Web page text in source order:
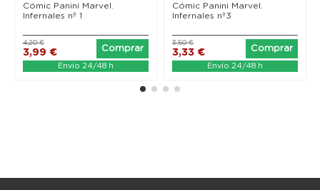
Cómic Panini Marvel.
Infernales nº 1
3,99 €
4,20 €
Comprar
Envío 24/48 h
Cómic Panini Marvel.
Infernales nº3
3,33 €
3,50 €
Comprar
Envío 24/48 h